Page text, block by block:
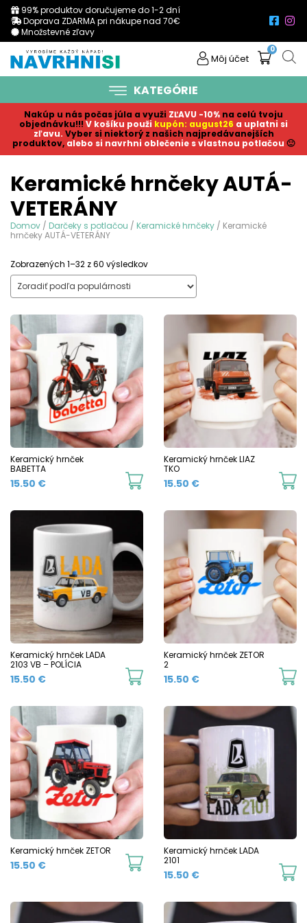
99% produktov doručujeme do 1-2 dní
Doprava ZDARMA pri nákupe nad 70€
Množstevné zľavy
Môj účet
0
KATEGÓRIE
Nakúp u nás počas júla a využi ZĽAVU -10% na celú tvoju
objednávku!!! V košíku použi kupón: august26 a uplatni si
zľavu. Vyber si niektorý z našich najpredávanejších
produktov, alebo si navrhni oblečenie s vlastnou potlačou 🙂
Keramické hrnčeky AUTÁ-
VETERÁNY
Domov / Darčeky s potlačou / Keramické hrnčeky / Keramické
hrnčeky AUTÁ-VETERÁNY
Zobrazených 1–32 z 60 výsledkovSorted
by
popularity
Keramický hrnček
BABETTA
15.50 €
This
has
multiple
variants.
The
options
may
be
chosen
on
product
page
Keramický hrnček LIAZ
TKO
15.50 €
Keramický hrnček LADA
2103 VB – POLÍCIA
15.50 €
This
multiple
variants.
options
may
chosen
product
Keramický hrnček ZETOR
2
15.50 €
Keramický hrnček ZETOR
15.50 €
This
product
has
multiple
Keramický hrnček LADA
2101
15.50 €